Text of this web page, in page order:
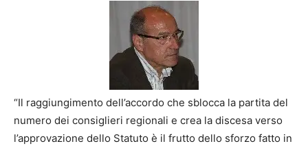
“Il raggiungimento dell’accordo che sblocca la partita del
numero dei consiglieri regionali e crea la discesa verso
l’approvazione dello Statuto è il frutto dello sforzo fatto in